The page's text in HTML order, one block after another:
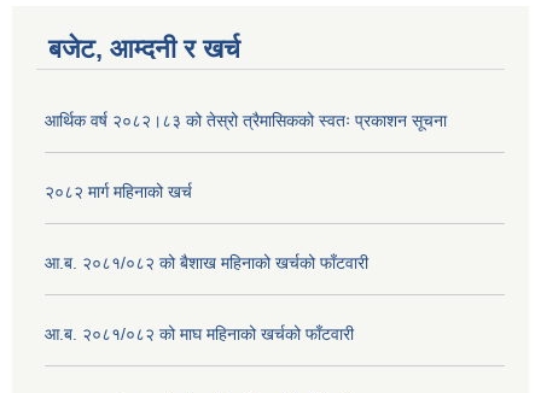
बजेट, आम्दनी र खर्च
आर्थिक वर्ष २०८२।८३ को तेस्रो त्रैमासिकको स्वतः प्रकाशन सूचना
२०८२ मार्ग महिनाको खर्च
आ.ब. २०८१/०८२ को बैशाख महिनाको खर्चको फाँटवारी
आ.ब. २०८१/०८२ को माघ महिनाको खर्चको फाँटवारी